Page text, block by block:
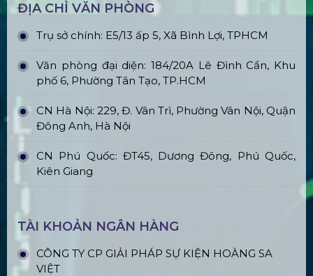
ĐỊA CHỈ VĂN PHÒNG
Trụ sở chính: E5/13 ấp 5, Xã Bình Lợi, TPHCM
Văn phòng đại diện: 184/20A Lê Đình Cẩn, Khu
phố 6, Phường Tân Tạo, TP.HCM
CN Hà Nội: 229, Đ. Vân Trì, Phường Vân Nội, Quận
Đông Anh, Hà Nội
CN Phú Quốc: ĐT45, Dương Đông, Phú Quốc,
Kiên Giang
TÀI KHOẢN NGÂN HÀNG
CÔNG TY CP GIẢI PHÁP SỰ KIỆN HOÀNG SA
VIỆT